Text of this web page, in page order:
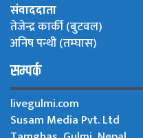
संवाददाता
तेजेन्द्र कार्की (बुटवल)
अनिष पन्थी (तम्घास)
सम्पर्क
livegulmi.com
Susam Media Pvt. Ltd